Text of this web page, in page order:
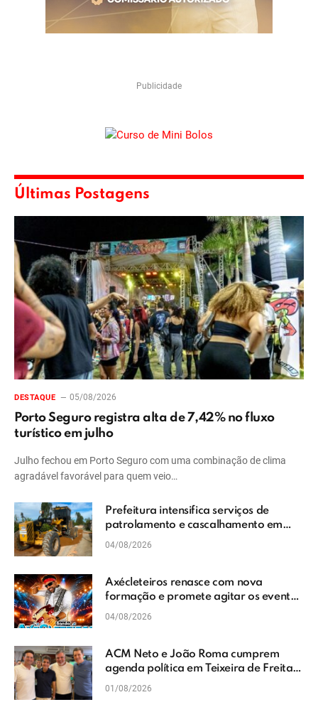
Publicidade
Últimas Postagens
DESTAQUE 05/08/2026
Porto Seguro registra alta de 7,42% no fluxo
turístico em julho
Julho fechou em Porto Seguro com uma combinação de clima
agradável favorável para quem veio…
Prefeitura intensifica serviços de
patrolamento e cascalhamento em
Vera Cruz
04/08/2026
Axécleteiros renasce com nova
formação e promete agitar os eventos
do Extremo Sul da Bahia
04/08/2026
ACM Neto e João Roma cumprem
agenda política em Teixeira de Freitas
e reforçam projeto para o Extremo Sul
01/08/2026